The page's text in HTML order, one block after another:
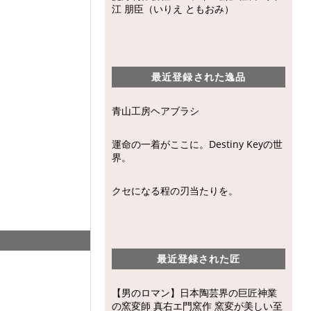
江 朋臣（いりえ ともおみ）
最近登録された逸品
青山工房ヘアブラシ
運命の一着がここに。Destiny Keyの世
界。
クセになる程の刃当たりを。
最近登録された匠
【男のロマン】日本陶芸界の巨匠神業
の窯変師 真右エ門窯作 窯変が美しい至